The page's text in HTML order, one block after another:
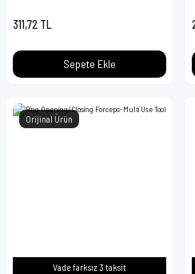
311,72 TL
Sepete Ekle
Orijinal Ürün
Vade farksız 3 taksit